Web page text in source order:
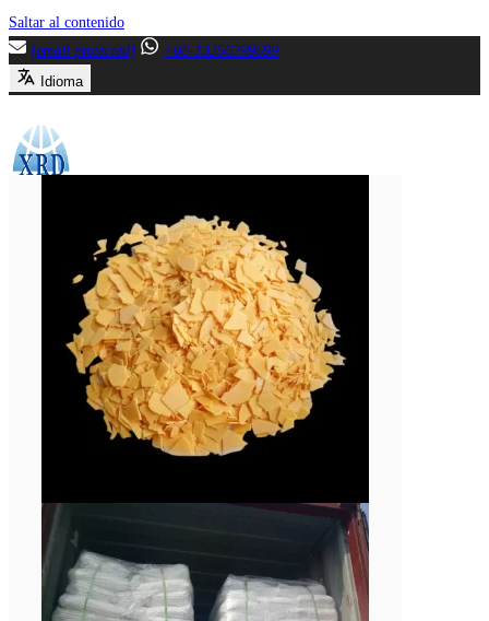
Saltar al contenido
[email protected]
+86-13356799699
Idioma
Cierre